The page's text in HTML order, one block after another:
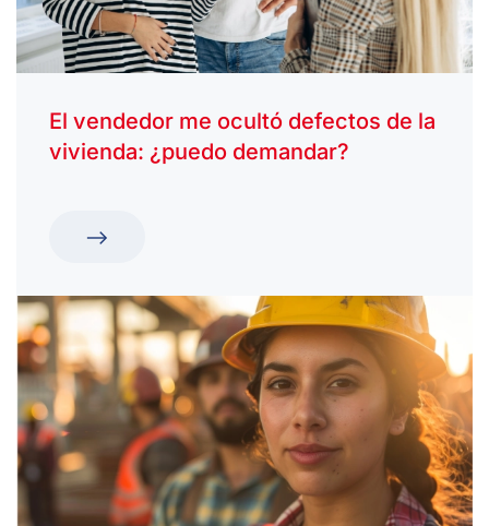
El vendedor me ocultó defectos de la
vivienda: ¿puedo demandar?